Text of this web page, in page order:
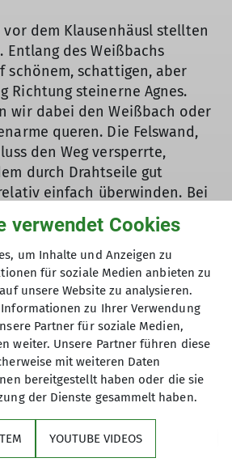
vor dem Klausenhäusl stellten
Entlang des Weißbachs
schönem, schattigen, aber
Richtung steinerne Agnes.
wir dabei den Weißbach oder
queren. Die Felswand,
den Weg versperrte,
durch Drahtseile gut
einfach überwinden. Bei
rasteten und
an einem Bachgumpen. Nach
wir anschließend die
dort ging es nach kurzer
Dreisesselberg den wir auch
erreichten. Der Weg
Teil durch lichten Hochwald,
und dann wieder über
bis zu den Latschen. Von
zum Sattel vor dem
gut zu überschauen. Ein
erleichterte uns den
schon sehr sonnigen
verwendet Cookies
um Inhalte und Anzeigen zu
für soziale Medien anbieten zu
unsere Website zu analysieren.
zu Ihrer Verwendung
Partner für soziale Medien,
weiter. Unsere Partner führen diese
mit weiteren Daten
bereitgestellt haben oder die sie
der Dienste gesammelt haben.
YOUTUBE VIDEOS